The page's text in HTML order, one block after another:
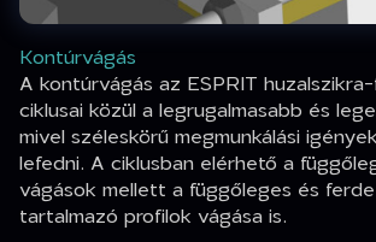
Kontúrvágás
A kontúrvágás az ESPRIT
ciklusai közül a legrugalmasabb és
mivel széleskörű megmunkálási
lefedni. A ciklusban elérhető a
vágások mellett a függőleges és
tartalmazó profilok vágása is.